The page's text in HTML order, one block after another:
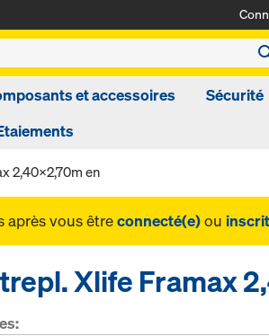
et accessoires
Sécurité
2,40x2,70m en
après vous êtreconnecté(e)ou
Xlife Framax